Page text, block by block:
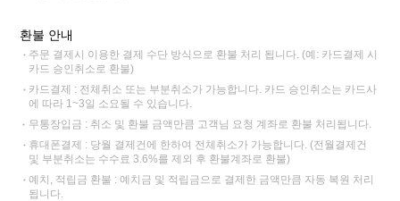
환불 안내
주문 결제시 이용한 결제 수단 방식으로 환불 처리 됩니다. (예: 카드결제 시
카드 승인취소로 환불)
카드결제 : 전체취소 또는 부분취소가 가능합니다. 카드 승인취소는 카드사
에 따라 1~3일 소요될 수 있습니다.
무통장입금 : 취소 및 환불 금액만큼 고객님 요청 계좌로 환불 처리됩니다.
휴대폰결제 : 당월 결제건에 한하여 전체취소가 가능합니다. (전월결제건
및 부분취소는 수수료 3.6%를 제외 후 환불계좌로 환불)
예치, 적립금 환불 : 예치금 및 적립금으로 결제한 금액만큼 자동 복원 처리
됩니다.